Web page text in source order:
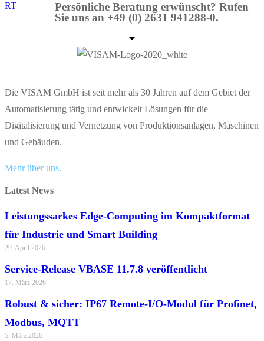
Persönliche Beratung erwünscht? Rufen
Sie uns an +49 (0) 2631 941288-0.
Die VISAM GmbH ist seit mehr als 30 Jahren auf dem Gebiet der
Automatisierung tätig und entwickelt Lösungen für die
Digitalisierung und Vernetzung von Produktionsanlagen, Maschinen
und Gebäuden.
Mehr über uns.
Latest News
Leistungssarkes Edge-Computing im Kompaktformat
für Industrie und Smart Building
29. April 2026
Service-Release VBASE 11.7.8 veröffentlicht
17. März 2026
Robust & sicher: IP67 Remote-I/O-Modul für Profinet,
Modbus, MQTT
5. März 2026